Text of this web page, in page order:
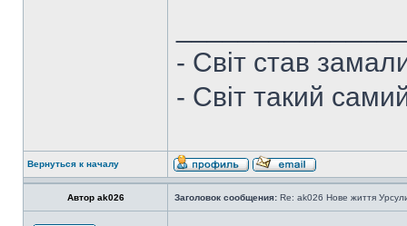
- Світ став
- Світ такий
Вернуться к началу
Автор ak026 Заголовок сообщения: Re: ak026 Нове життя